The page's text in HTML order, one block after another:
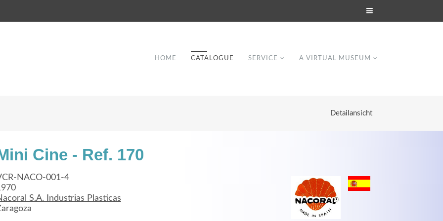
HOME CATALOGUE SERVICE A VIRTUAL MUSEUM
Detailansicht
Cine - Ref. 170
NACO-001-4
S.A. Industrias Plasticas
adipiscing elit. Aenean commodo ligula eget
Lorem ipsum dolor sit amet, consectetuer
adipiscing elit. Aenean commodo ligula eget